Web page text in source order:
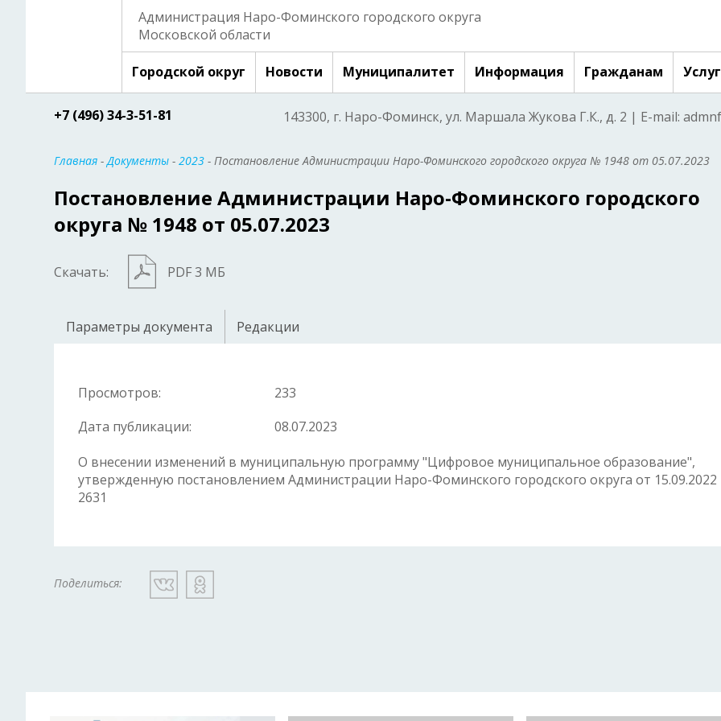
Администрация Наро-Фоминского городского округа
Московской области
Городской округ Новости Муниципалитет Информация Гражданам
+7 (496) 34-3-51-81 143300, г. Наро-Фоминск, ул. Маршала Жукова Г.К., д. 2 | E-mail:
Главная -Документы - 2023 - Постановление Администрации Наро-Фоминского городского округа № 1948 от 05.07.2023
Постановление Администрации Наро-Фоминского городского
округа № 1948 от 05.07.2023
Скачать: PDF 3 МБ
Параметры документа Редакции
Просмотров:
233
Дата публикации:
08.07.2023
О внесении изменений в муниципальную программу "Цифровое муниципальное образование",
утвержденную постановлением Администрации Наро-Фоминского городского округа от
2631
Поделиться: